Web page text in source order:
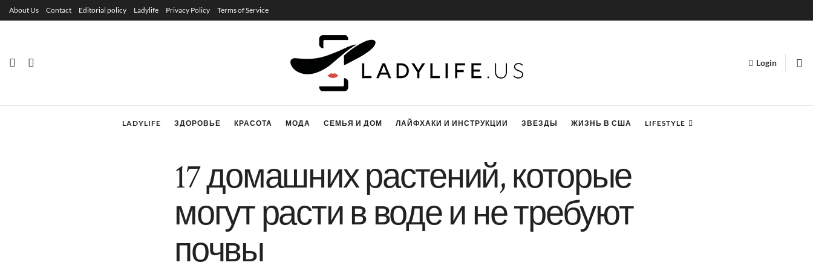
About Us Contact Editorial policy Ladylife Privacy Policy Terms of Service
Login
LADYLIFE ЗДОРОВЬЕ КРАСОТА МОДА СЕМЬЯ И ДОМ ЛАЙФХАКИ И ИНСТРУКЦИИ ЗВЕЗДЫ ЖИЗНЬ В США LIFESTYLE
17 домашних растений, которые
могут расти в воде и не требуют
почвы